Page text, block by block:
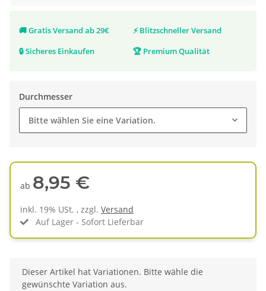
🚚Gratis Versand ab 29€ ⚡ Blitzschneller Versand
🔒Sicheres Einkaufen 🏆 Premium Qualität
Durchmesser
Bitte wählen Sie eine Variation.
ab 8,95 €
inkl. 19% USt. , zzgl. Versand
Auf Lager - Sofort Lieferbar
x
Dieser Artikel hat Variationen. Bitte wähle die
gewünschte Variation aus.